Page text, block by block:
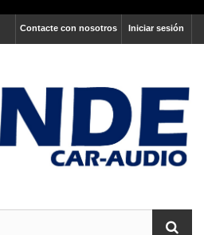
Iniciar sesión
Contacte con nosotros